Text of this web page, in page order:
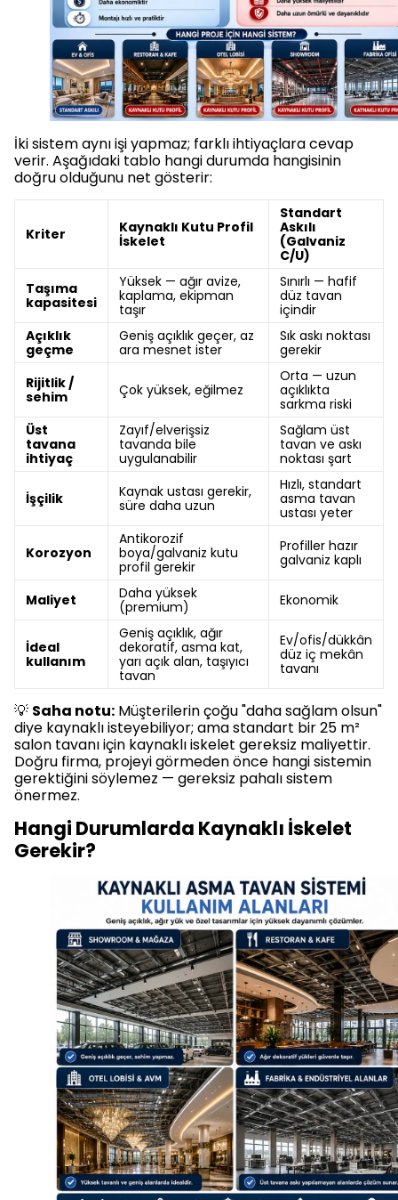
İki sistem aynı işi yapmaz; farklı ihtiyaçlara cevap
verir. Aşağıdaki tablo hangi durumda hangisinin
doğru olduğunu net gösterir:
Kriter
Kaynaklı Kutu Profil
İskelet
Standart
Askılı
(Galvaniz
C/U)
Taşıma
kapasitesi
Yüksek — ağır avize,
kaplama, ekipman
taşır
Sınırlı — hafif
düz tavan
içindir
Açıklık
geçme
Geniş açıklık geçer, az
ara mesnet ister
Sık askı noktası
gerekir
Rijitlik /
sehim
Çok yüksek, eğilmez
Orta — uzun
açıklıkta
sarkma riski
Üst
tavana
ihtiyaç
Zayıf/elverişsiz
tavanda bile
uygulanabilir
Sağlam üst
tavan ve askı
noktası şart
İşçilik
Kaynak ustası gerekir,
süre daha uzun
Hızlı, standart
asma tavan
ustası yeter
Korozyon
Antikorozif
boya/galvaniz kutu
profil gerekir
Profiller hazır
galvaniz kaplı
Maliyet
Daha yüksek
(premium)
Ekonomik
İdeal
kullanım
Geniş açıklık, ağır
dekoratif, asma kat,
yarı açık alan, taşıyıcı
tavan
Ev/ofis/dükkân
düz iç mekân
tavanı
💡 Saha notu: Müşterilerin çoğu "daha sağlam olsun"
diye kaynaklı isteyebiliyor; ama standart bir 25 m²
salon tavanı için kaynaklı iskelet gereksiz maliyettir.
Doğru firma, projeyi görmeden önce hangi sistemin
gerektiğini söylemez — gereksiz pahalı sistem
önermez.
Hangi Durumlarda Kaynaklı İskelet
Gerekir?